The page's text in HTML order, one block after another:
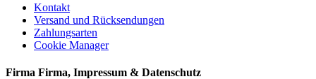
Kontakt
Versand und Rücksendungen
Zahlungsarten
Cookie Manager
Firma Firma, Impressum & Datenschutz